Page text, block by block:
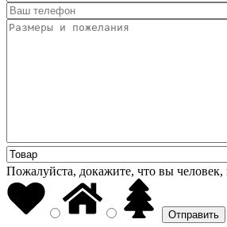
Пожалуйста, докажите, что вы человек,